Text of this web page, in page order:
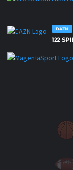
DAZN
122